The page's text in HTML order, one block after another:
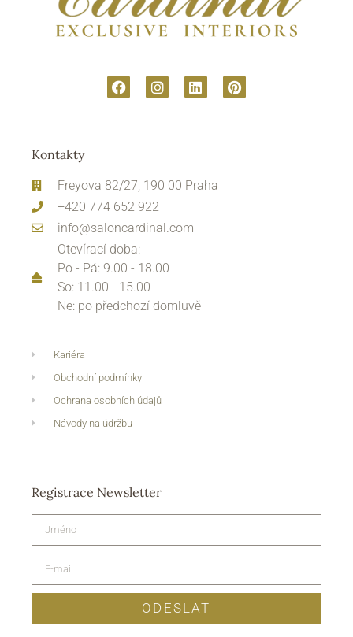
Kontakty
Freyova 82/27, 190 00 Praha
+420 774 652 922
info@saloncardinal.com
Otevírací doba:
Po - Pá: 9.00 - 18.00
So: 11.00 - 15.00
Ne: po předchozí domluvě
Kariéra
Obchodní podmínky
Ochrana osobních údajů
Návody na údržbu
Registrace Newsletter
ODESLAT